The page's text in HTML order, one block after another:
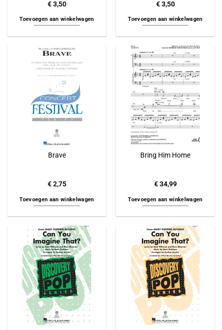
€3,50
Toevoegen aan winkelwagen
€3,50
Toevoegen aan winkelwagen
Brave
€2,75
Toevoegen aan winkelwagen
Bring Him Home
€34,99
Toevoegen aan winkelwagen